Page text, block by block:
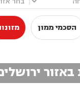
הסכמי ממון
באזור